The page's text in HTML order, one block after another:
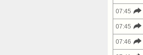
07:45
07:45
07:46